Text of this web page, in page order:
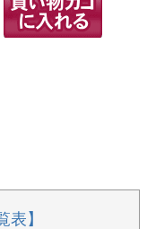
表】